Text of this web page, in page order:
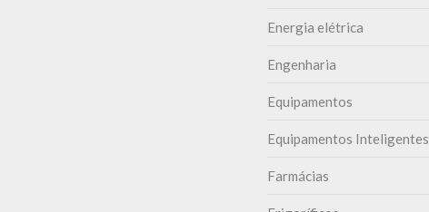
Energia elétrica
Engenharia
Equipamentos
Equipamentos Inteligentes
Farmácias